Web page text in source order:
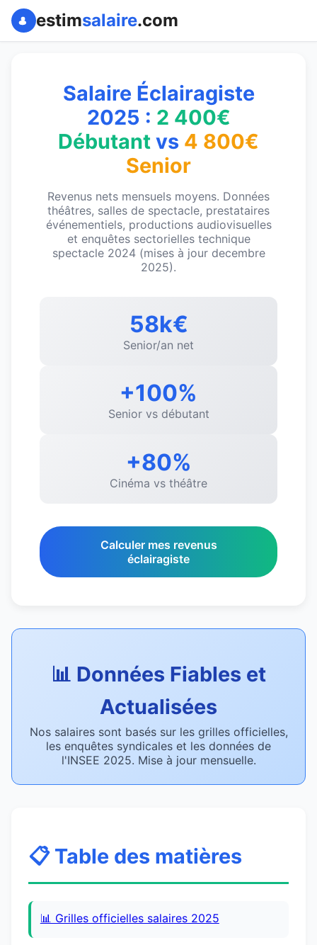
estimsalaire.com
Salaire Éclairagiste
2025 : 2 400€
Débutant vs 4 800€
Senior
Revenus nets mensuels moyens. Données
théâtres, salles de spectacle, prestataires
événementiels, productions audiovisuelles
et enquêtes sectorielles technique
spectacle 2024 (mises à jour decembre
2025).
58k€
Senior/an net
+100%
Senior vs débutant
+80%
Cinéma vs théâtre
Calculer mes revenus
éclairagiste
📊 Données Fiables et
Actualisées
Nos salaires sont basés sur les grilles officielles,
les enquêtes syndicales et les données de
l'INSEE 2025. Mise à jour mensuelle.
📋 Table des matières
📊 Grilles officielles salaires 2025